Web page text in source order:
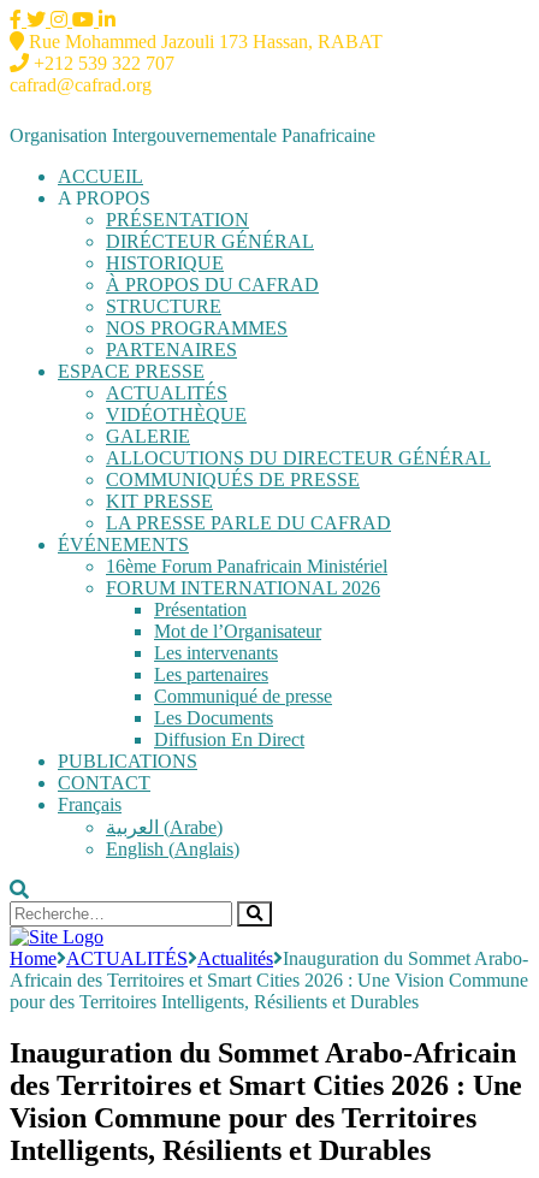
Rue Mohammed Jazouli 173 Hassan, RABAT
+212 539 322 707
cafrad@cafrad.org
Organisation Intergouvernementale Panafricaine
ACCUEIL
A PROPOS
PRÉSENTATION
DIRÉCTEUR GÉNÉRAL
HISTORIQUE
À PROPOS DU CAFRAD
STRUCTURE
NOS PROGRAMMES
PARTENAIRES
ESPACE PRESSE
ACTUALITÉS
VIDÉOTHÈQUE
GALERIE
ALLOCUTIONS DU DIRECTEUR GÉNÉRAL
COMMUNIQUÉS DE PRESSE
KIT PRESSE
LA PRESSE PARLE DU CAFRAD
ÉVÉNEMENTS
16ème Forum Panafricain Ministériel
FORUM INTERNATIONAL 2026
Présentation
Mot de l’Organisateur
Les intervenants
Les partenaires
Communiqué de presse
Les Documents
Diffusion En Direct
PUBLICATIONS
CONTACT
Français
العربية (Arabe)
English (Anglais)
Home ACTUALITÉS Actualités Inauguration du Sommet Arabo-
Africain des Territoires et Smart Cities 2026 : Une Vision Commune
pour des Territoires Intelligents, Résilients et Durables
Inauguration du Sommet Arabo-Africain
des Territoires et Smart Cities 2026 : Une
Vision Commune pour des Territoires
Intelligents, Résilients et Durables